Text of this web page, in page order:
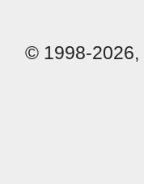
© 1998-2026,